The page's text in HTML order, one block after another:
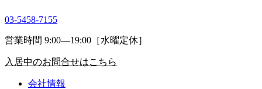
03-5458-7155
営業時間 9:00―19:00［水曜定休］
入居中のお問合せはこちら
会社情報